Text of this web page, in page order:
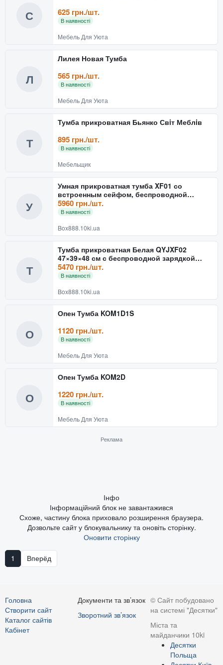
С 625 грн./шт.
В наявності
Мебель Для Уюта
Л
Лилея Новая Тумба
565 грн./шт.
В наявності
Мебель Для Уюта
Т
Тумба прикроватная Бьянко Свiт Меблiв
895 грн./шт.
В наявності
Мебельщик
У
Умная прикроватная тумба XF01 со
встроенным сейфом, беспроводной
зарядкой и Bluetooth, белая эк
5960 грн./шт.
В наявності
Box888.10ki.ua
Т
Тумба прикроватная Белая QYJXF02
47×39×48 см с беспроводной зарядкой
кодовым замком и подсветко
5470 грн./шт.
В наявності
Box888.10ki.ua
О
Опен Тумба KOM1D1S
1120 грн./шт.
В наявності
Мебель Для Уюта
О
Опен Тумба KOM2D
1220 грн./шт.
В наявності
Мебель Для Уюта
Реклама
Інфо
Інформаційний блок не завантажився
Схоже, частину блока приховало розширення браузера.
Дозвольте сайт у блокувальнику та оновіть сторінку.
Оновити сторінку
1 Вперёд
Головна
Створити сайт
Каталог сайтів
Кабінет
Документи та зв’язок
Зворотний зв’язок
© Сайт побудовано
на системі "Десятки"
Міста та
майданчики 10ki
Десятки
Польща